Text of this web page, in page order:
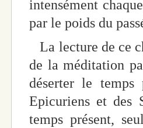
intensément
par le poids du
La lecture de ce
de la méditation
déserter le temps
Epicuriens et des
temps présent,